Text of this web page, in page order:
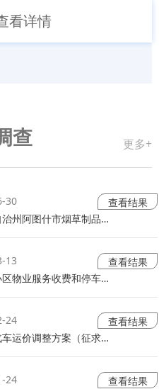
看详情
查 更多+
30
查看结果
关于公开征求《克孜勒苏柯尔克孜自治州阿图什市烟草制品零售点合
13
查看结果
关于公开征求《阿图什市普通住宅小区物业服务收费和停车服务收费
24
查看结果
关于公开征求《阿图什市巡游出租汽车运价调整方案（征求意见稿）
24
查看结果